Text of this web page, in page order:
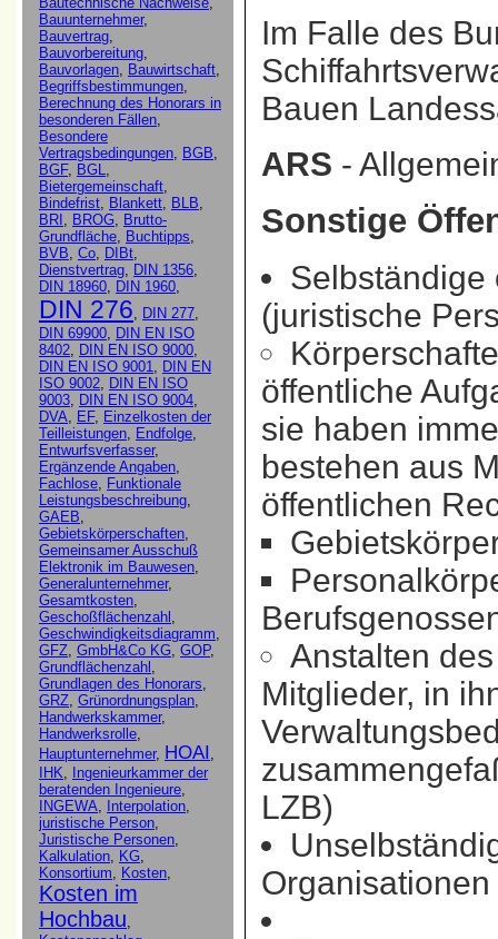
Im Falle des
Bauen
ARS -
Sonstige
Selbständige
(juristische
öffentliche
sie haben
bestehen aus
öffentlichen
Anstalten
Mitglieder, in
LZB)